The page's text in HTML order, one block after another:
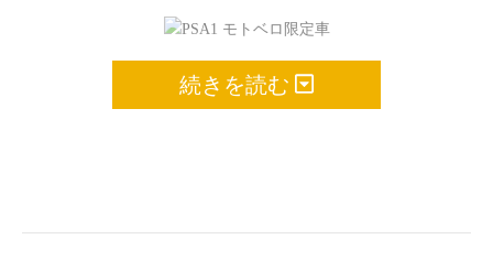
続きを読む